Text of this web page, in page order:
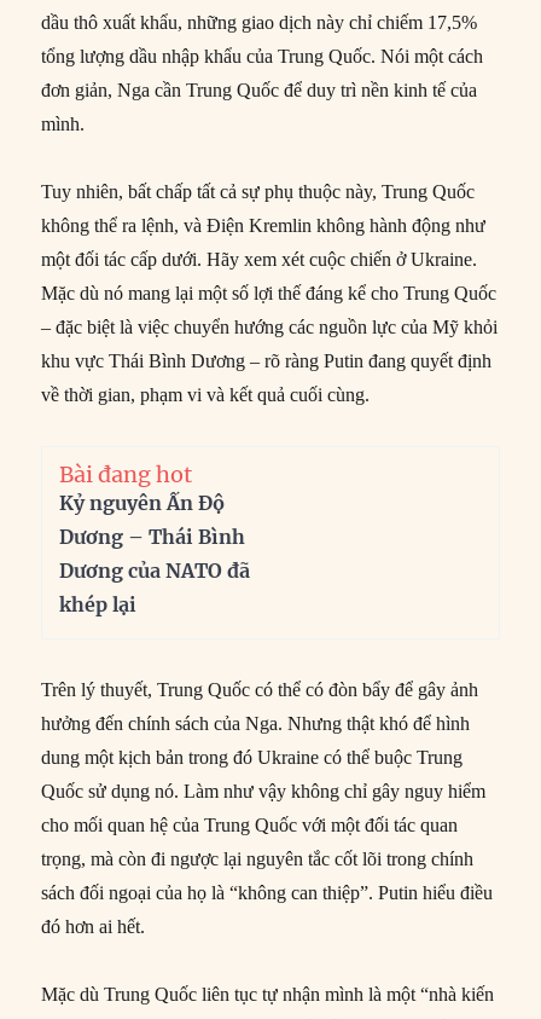
dầu thô xuất khẩu, những giao dịch này chỉ chiếm 17,5%
tổng lượng dầu nhập khẩu của Trung Quốc. Nói một cách
đơn giản, Nga cần Trung Quốc để duy trì nền kinh tế của
mình.
Tuy nhiên, bất chấp tất cả sự phụ thuộc này, Trung Quốc
không thể ra lệnh, và Điện Kremlin không hành động như
một đối tác cấp dưới. Hãy xem xét cuộc chiến ở Ukraine.
Mặc dù nó mang lại một số lợi thế đáng kể cho Trung Quốc
– đặc biệt là việc chuyển hướng các nguồn lực của Mỹ khỏi
khu vực Thái Bình Dương – rõ ràng Putin đang quyết định
về thời gian, phạm vi và kết quả cuối cùng.
Bài đang hot
Kỷ nguyên Ấn Độ
Dương – Thái Bình
Dương của NATO đã
khép lại
Trên lý thuyết, Trung Quốc có thể có đòn bẩy để gây ảnh
hưởng đến chính sách của Nga. Nhưng thật khó để hình
dung một kịch bản trong đó Ukraine có thể buộc Trung
Quốc sử dụng nó. Làm như vậy không chỉ gây nguy hiểm
cho mối quan hệ của Trung Quốc với một đối tác quan
trọng, mà còn đi ngược lại nguyên tắc cốt lõi trong chính
sách đối ngoại của họ là “không can thiệp”. Putin hiểu điều
đó hơn ai hết.
Mặc dù Trung Quốc liên tục tự nhận mình là một “nhà kiến